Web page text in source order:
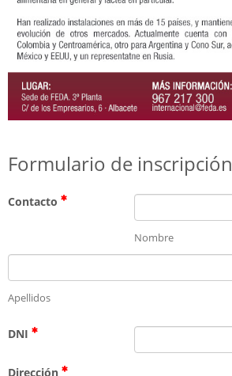
Formulario de inscripción
Contacto
Nombre
Apellidos
DNI
Dirección